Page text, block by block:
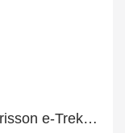
Genießen Sie 11% Rabatt für Chrisson e-Trekkingbike E-Rounder Herren 28 zoll Mittelmotor 53 Schwarz